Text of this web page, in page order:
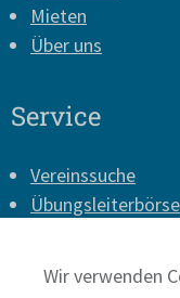
Mieten
Über uns
Service
Vereinssuche
Übungsleiterbörse
Presse
Wir verwenden